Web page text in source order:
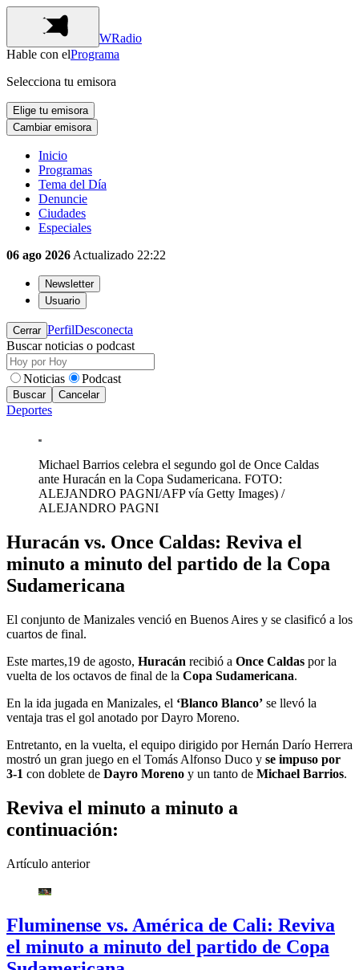
WRadio
Hable con elPrograma
Selecciona tu emisora
Elige tu emisora
Cambiar emisora
Inicio
Programas
Tema del Día
Denuncie
Ciudades
Especiales
06 ago 2026 Actualizado 22:22
Newsletter
Usuario
Cerrar PerfilDesconecta
Buscar noticias o podcast
Noticias Podcast
Buscar Cancelar
Deportes
Michael Barrios celebra el segundo gol de Once Caldas
ante Huracán en la Copa Sudamericana. FOTO:
ALEJANDRO PAGNI/AFP vía Getty Images) /
ALEJANDRO PAGNI
Huracán vs. Once Caldas: Reviva el
minuto a minuto del partido de la Copa
Sudamericana
El conjunto de Manizales venció en Buenos Aires y se clasificó a los
cuartos de final.
Este martes,19 de agosto, Huracán recibió a Once Caldas por la
vuelta de los octavos de final de la Copa Sudamericana.
En la ida jugada en Manizales, el ‘Blanco Blanco’ se llevó la
ventaja tras el gol anotado por Dayro Moreno.
Entretanto, en la vuelta, el equipo dirigido por Hernán Darío Herrera
mostró un gran juego en el Tomás Alfonso Duco y se impuso por
3-1 con doblete de Dayro Moreno y un tanto de Michael Barrios.
Reviva el minuto a minuto a
continuación:
Artículo anterior
Fluminense vs. América de Cali: Reviva
el minuto a minuto del partido de Copa